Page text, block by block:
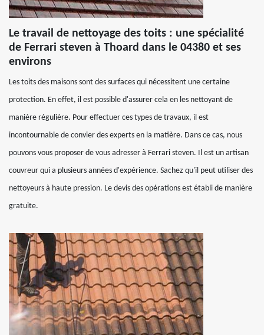
Le travail de nettoyage des toits : une spécialité
de Ferrari steven à Thoard dans le 04380 et ses
environs
Les toits des maisons sont des surfaces qui nécessitent une certaine
protection. En effet, il est possible d'assurer cela en les nettoyant de
manière régulière. Pour effectuer ces types de travaux, il est
incontournable de convier des experts en la matière. Dans ce cas, nous
pouvons vous proposer de vous adresser à Ferrari steven. Il est un artisan
couvreur qui a plusieurs années d'expérience. Sachez qu'il peut utiliser des
nettoyeurs à haute pression. Le devis des opérations est établi de manière
gratuite.